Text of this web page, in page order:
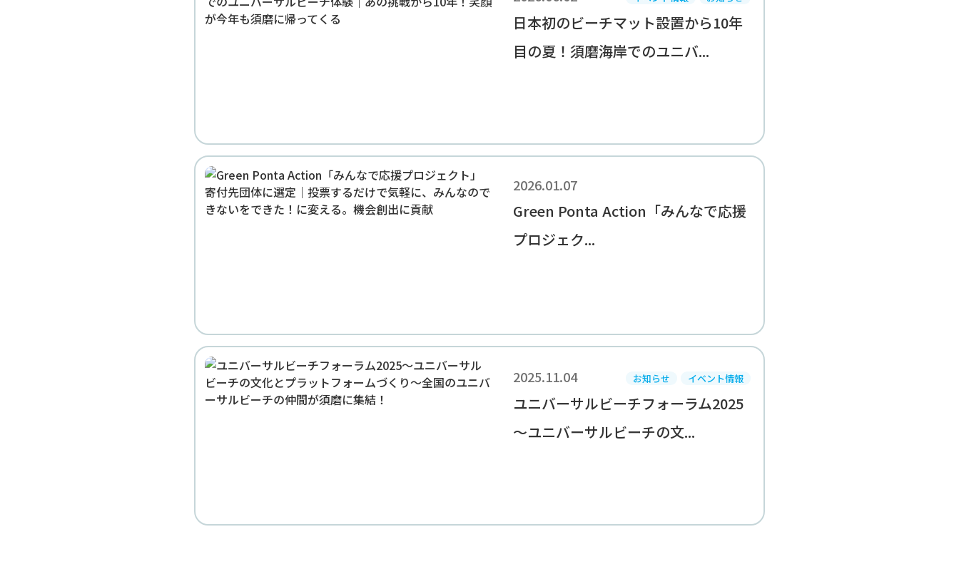
日本初のビーチマット設置から10年
目の夏！須磨海岸でのユニバ...
2026.01.07
Green Ponta Action「みんなで応援
プロジェク...
2025.11.04 お知らせ イベント情報
ユニバーサルビーチフォーラム2025
～ユニバーサルビーチの文...